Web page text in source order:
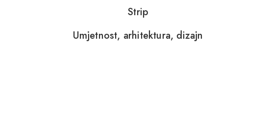
Strip
Umjetnost, arhitektura, dizajn